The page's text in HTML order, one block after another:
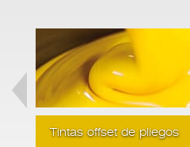
Tintas offset de pliegos